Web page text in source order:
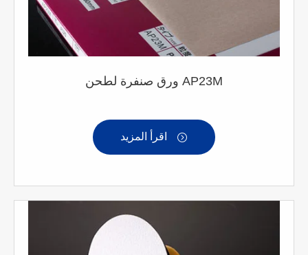
ورق صنفرة لطحن AP23M
